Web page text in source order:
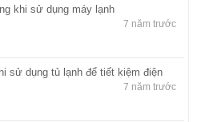
khi sử dụng máy lạnh
7 năm trước
sử dụng tủ lạnh để tiết kiệm điện
7 năm trước